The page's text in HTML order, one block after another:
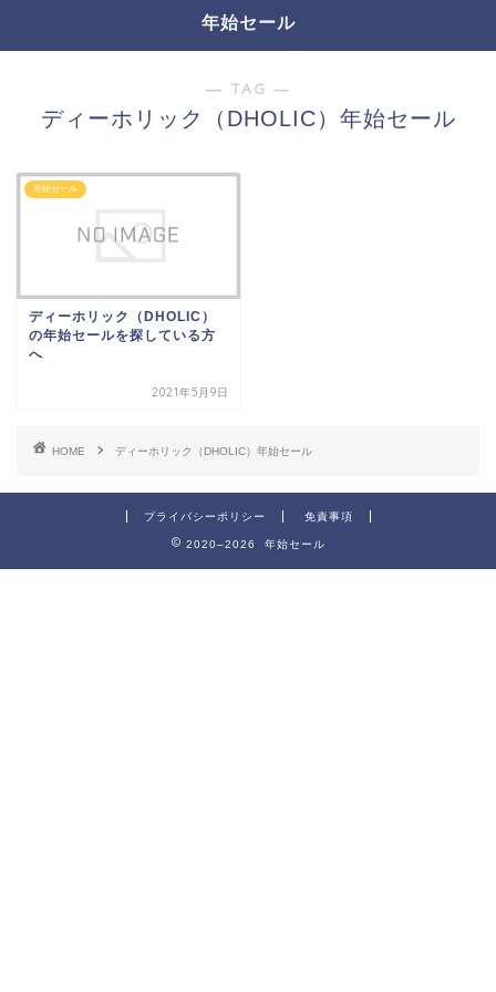
年始セール
― TAG ―
ディーホリック（DHOLIC）年始セール
年始セール
ディーホリック（DHOLIC）
の年始セールを探している方
へ
2021年5月9日
HOME ディーホリック（DHOLIC）年始セール
プライバシーポリシー 免責事項
2020–2026 年始セール